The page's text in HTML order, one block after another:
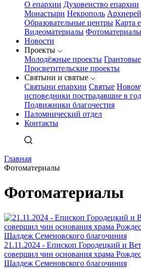
О епархии Духовенство епархии
Монастыри Некрополь
Образовательные центры Карта
Видеоматериалы Фотоматериалы
Новости
Проекты
Молодёжные проекты
Просветительские проекты
Святыни и святые
Святыни епархии Святые
исповедники пострадавшие в
Подвижники благочестия
Паломнический отдел
Контакты
Главная
Фотоматериалы
Фотоматериалы
21.11.2024 - Епископ Городецкий и
совершил чин основания храма
Шалдеж Семеновского благочиния